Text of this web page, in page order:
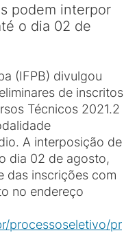
podem interpor
o dia 02 de
(IFPB) divulgou
de inscritos
Técnicos 2021.2
A interposição de
dia 02 de agosto,
das inscrições com
no endereço
processoseletivo/pr